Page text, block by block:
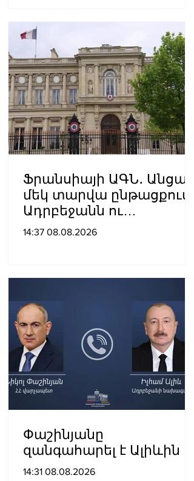
Ֆրանսիայի ԱԳՆ․ Անցած
մեկ տարվա ընթացքում
Ադրբեջանն ու
Հայաստանը
14:37 08.08.2026
Փաշինյանը
զանգահարել է Ալիևին
14:31 08.08.2026